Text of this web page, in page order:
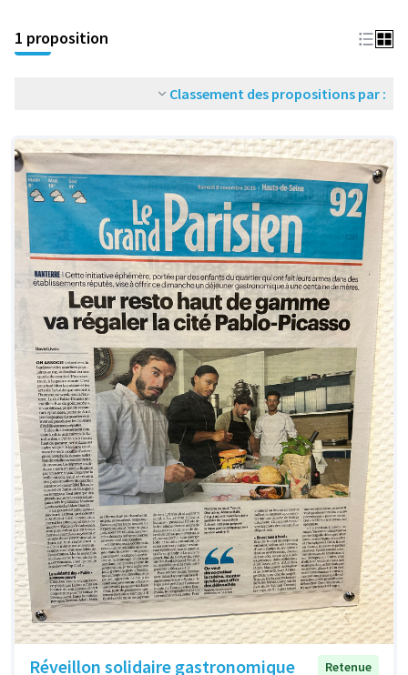
1 proposition
Classement des propositions par :
Réveillon solidaire gastronomique Retenue